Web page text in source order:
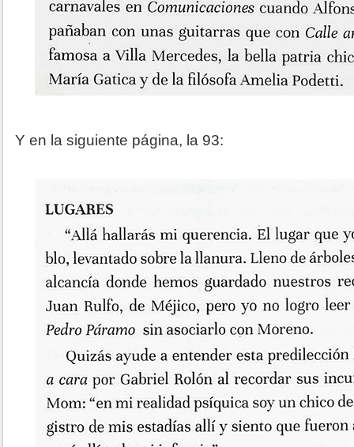
Y en la siguiente página, la 93: